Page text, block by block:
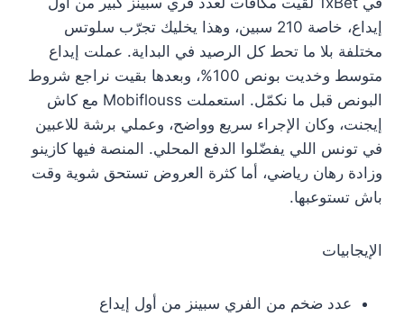
إيداع، خاصة 210 سبين، وهذا يخليك تجرّب سلوتس
مختلفة بلا ما تحط كل الرصيد في البداية. عملت إيداع
متوسط وخديت بونص 100%، وبعدها بقيت نراجع شروط
البونص قبل ما نكمّل. استعملت Mobiflouss مع كاش
إيجنت، وكان الإجراء سريع وواضح، وعملي برشة للاعبين
في تونس اللي يفضّلوا الدفع المحلي. المنصة فيها كازينو
وزادة رهان رياضي، أما كثرة العروض تستحق شوية وقت
باش تستوعبها.
الإيجابيات
عدد ضخم من الفري سبينز من أول إيداع